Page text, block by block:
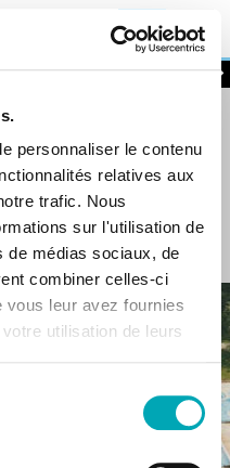
accept the use of cookies for
and offers tailored to your
sharing to, or redirecting from,
personnaliser le contenu
relatives aux
trafic. Nous
sur l'utilisation de
de médias sociaux, de
combiner celles-ci
leur avez fournies
utilisation de leurs
Toggle
Offer a gift from our shop!